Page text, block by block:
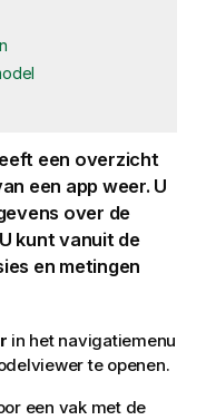
een overzicht
een app weer. U
over de
kunt vanuit de
en metingen
in het navigatiemenu
te openen.
een vak met de